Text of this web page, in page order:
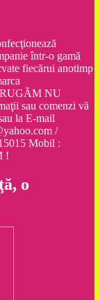
într-o gamă
fiecărui anotimp
NU
sau comenzi vă
la E-mail
/
Mobil :
!
o